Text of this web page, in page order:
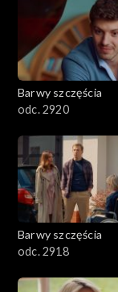
Barwy szczęścia
odc. 2920
Barwy szczęścia
odc. 2918